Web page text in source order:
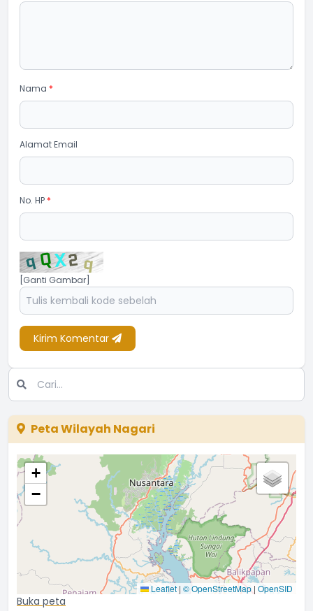
Nama *
Alamat Email
No. HP *
[Ganti Gambar]
Kirim Komentar
Peta Wilayah Nagari
+
−
Leaflet | © OpenStreetMap| OpenSID
Buka peta